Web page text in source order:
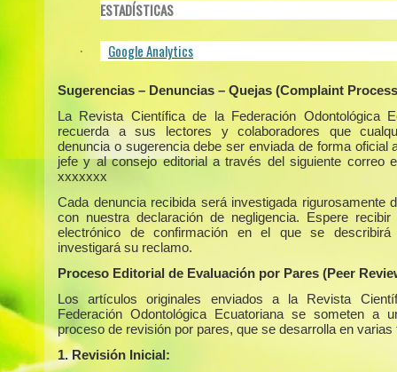
ESTADÍSTICAS
· Google Analytics
Sugerencias – Denuncias – Quejas (Complaint
La Revista Científica de la Federación Odontológica
recuerda a sus lectores y colaboradores que
denuncia o sugerencia debe ser enviada de forma oficial
jefe y al consejo editorial a través del siguiente correo
xxxxxxx
Cada denuncia recibida será investigada rigurosamente
con nuestra declaración de negligencia. Espere
electrónico de confirmación en el que se
investigará su reclamo.
Proceso Editorial de Evaluación por Pares (Peer
Los artículos originales enviados a la Revista
Federación Odontológica Ecuatoriana se someten a
proceso de revisión por pares, que se desarrolla en varias
1. Revisión Inicial: